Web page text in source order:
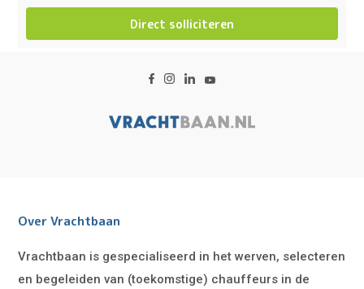
Direct solliciteren
Over Vrachtbaan
Vrachtbaan is gespecialiseerd in het werven, selecteren
en begeleiden van (toekomstige) chauffeurs in de